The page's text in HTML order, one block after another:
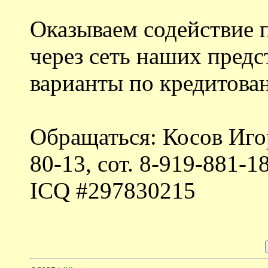
Оказываем содействие
через сеть наших
варианты по
Обращаться: Косов
80-13, сот. 8-919-881-
ICQ #297830215